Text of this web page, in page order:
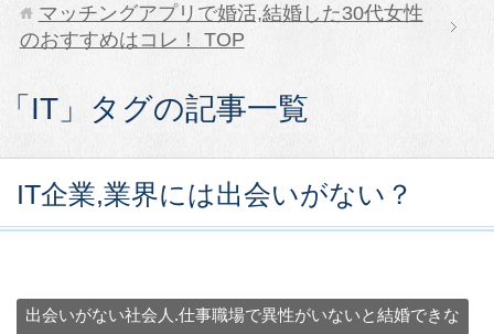
マッチングアプリで婚活,結婚した30代女性
のおすすめはコレ！
TOP
「IT」タグの記事一覧
IT企業,業界には出会いがない？
出会いがない社会人.仕事職場で異性がいないと結婚できな